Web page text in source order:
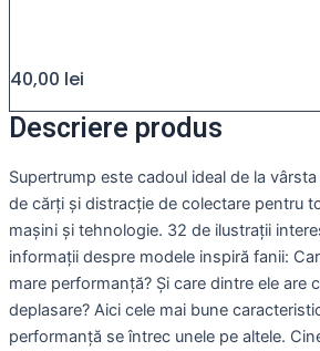
40,00 lei
Descriere produs
Supertrump este cadoul ideal de la
de cărți și distracție de colectare pentru
mașini și tehnologie. 32 de ilustrații
informații despre modele inspiră fanii:
mare performanță? Și care dintre ele are
deplasare? Aici cele mai bune
performanță se întrec unele pe altele.